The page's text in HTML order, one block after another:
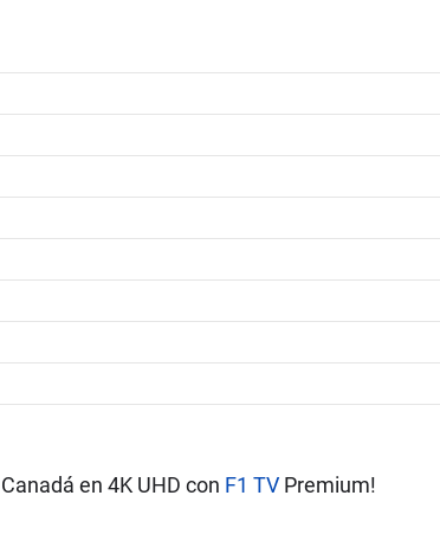
en 4K UHD con F1 TVPremium!